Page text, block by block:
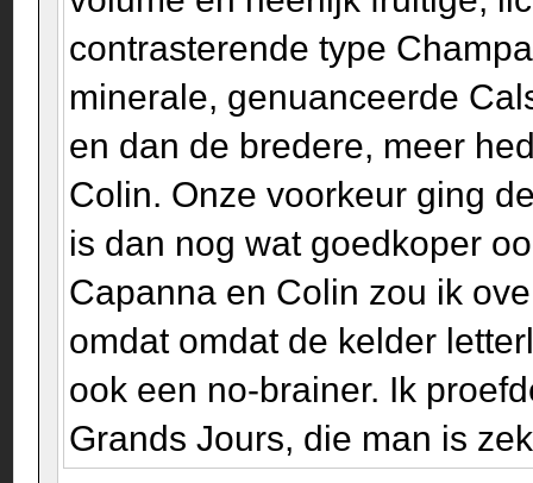
contrasterende type
minerale, genuanceerde
en dan de bredere, meer
Colin. Onze voorkeur ging
is dan nog wat goedkoper
Capanna en Colin zou ik
omdat omdat de kelder
ook een no-brainer. Ik
Grands Jours, die man is